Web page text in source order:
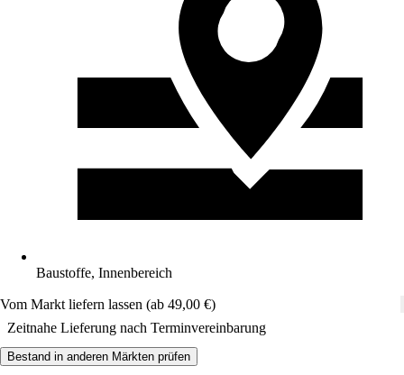
Baustoffe, Innenbereich
Vom Markt liefern lassen (ab 49,00 €)
Zeitnahe Lieferung nach Terminvereinbarung
Bestand in anderen Märkten prüfen